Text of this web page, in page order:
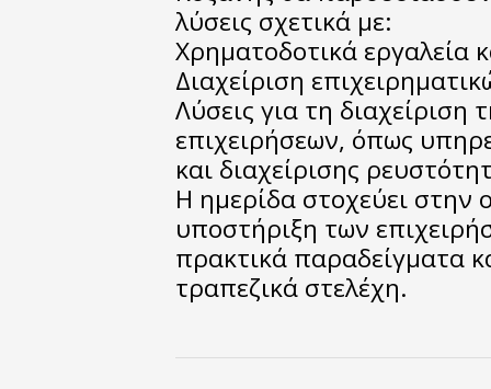
λύσεις σχετικά με:
Χρηματοδοτικά εργαλεία
Διαχείριση
Λύσεις για τη
επιχειρήσεων, όπως
και διαχείρισης
Η ημερίδα στοχεύει στην
υποστήριξη των
πρακτικά παραδείγματα
τραπεζικά στελέχη.